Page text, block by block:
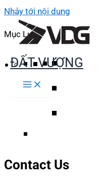
Nhảy tới nội dung
ĐẤT VƯỢNG
Mục Lục
Contact Us